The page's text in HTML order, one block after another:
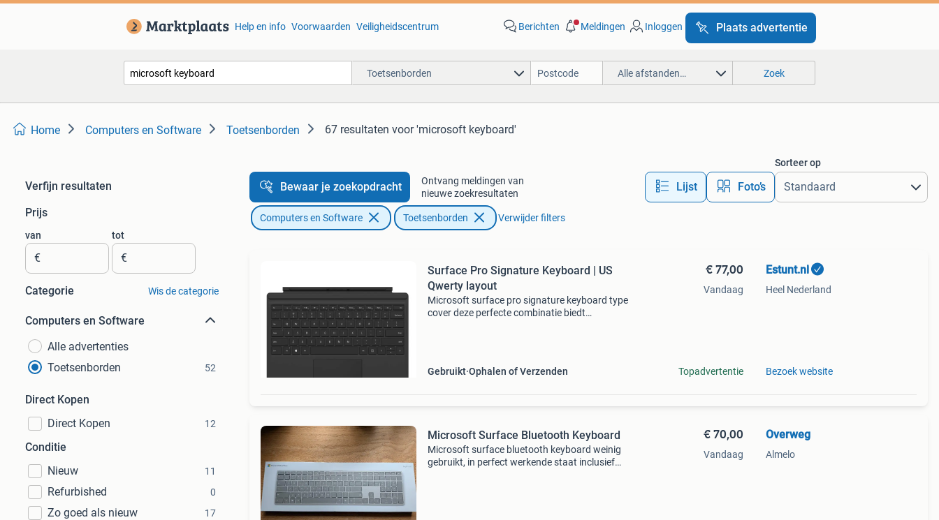
Help en info Voorwaarden Veiligheidscentrum Berichten Meldingen Inloggen Plaats advertentie
Toetsenborden Alle afstanden… Zoek
Home Computers en Software Toetsenborden 67 resultaten voor 'microsoft keyboard'
Verfijn resultaten
Prijs
van
€
tot
€
Categorie Wis de categorie
Computers en Software
Alle advertenties
Toetsenborden
52
Direct Kopen
Direct Kopen
12
Conditie
Nieuw
11
Refurbished 0
Zo goed als nieuw 17
Bewaar je zoekopdracht
Ontvang meldingen van
nieuwe zoekresultaten
Lijst Foto’s
Sorteer op
Computers en Software Toetsenborden Verwijder filters
Surface Pro Signature Keyboard | US
Qwerty layout
Microsoft surface pro signature keyboard type
cover deze perfecte combinatie biedt
Gebruikt Ophalen of Verzenden
€ 77,00
Vandaag
Topadvertentie
Estunt.nl
Heel Nederland
Bezoek website
Microsoft Surface Bluetooth Keyboard
Microsoft surface bluetooth keyboard weinig
gebruikt, in perfect werkende staat inclusief
€ 70,00
Vandaag
Overweg
Almelo